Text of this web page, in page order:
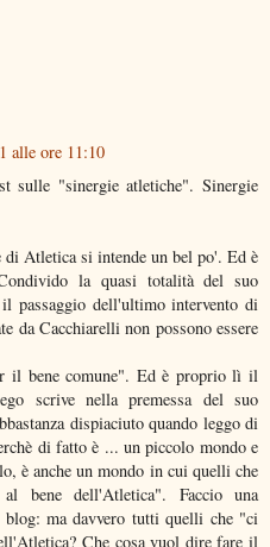
alle ore 11:10
sulle "sinergie atletiche". Sinergie
Atletica si intende un bel po'. Ed è
la quasi totalità del suo
passaggio dell'ultimo intervento di
da Cacchiarelli non possono essere
il bene comune". Ed è proprio lì il
scrive nella premessa del suo
dispiaciuto quando leggo di
di fatto è ... un piccolo mondo e
è anche un mondo in cui quelli che
bene dell'Atletica". Faccio una
ma davvero tutti quelli che "ci
Che cosa vuol dire fare il